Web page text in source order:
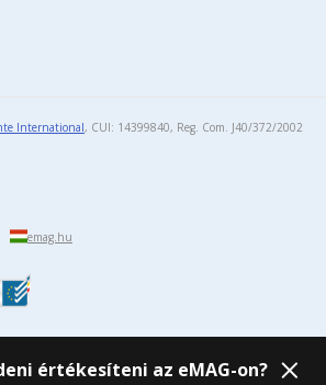
International, CUI: 14399840, Reg. Com. J40/372/2002​
emag.hu
értékesíteni az eMAG-on?